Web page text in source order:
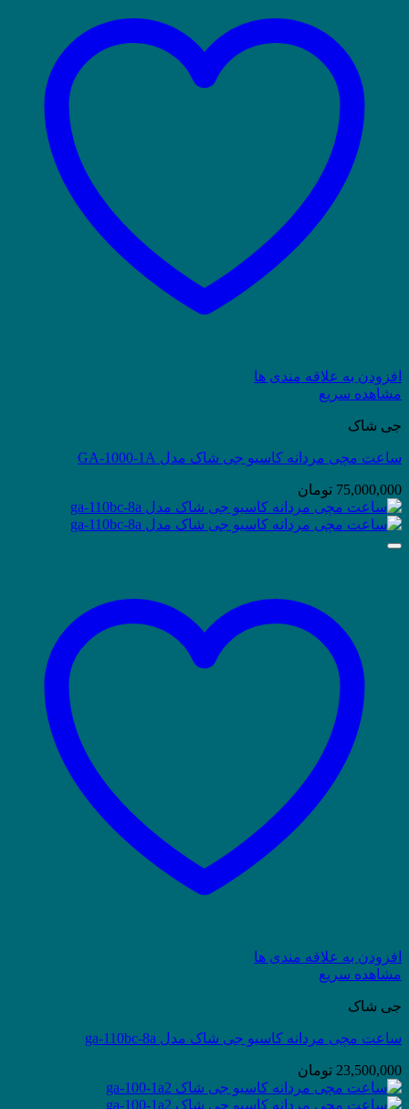
افزودن به علاقه مندی ها
مشاهده سریع
جی شاک
ساعت مچی مردانه کاسیو جی شاک مدل GA-1000-1A
75,000,000 تومان
افزودن به علاقه مندی ها
مشاهده سریع
جی شاک
ساعت مچی مردانه کاسیو جی شاک مدل ga-110bc-8a
23,500,000 تومان